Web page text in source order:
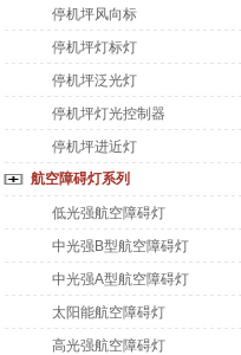
停机坪风向标
停机坪灯标灯
停机坪泛光灯
停机坪灯光控制器
停机坪进近灯
航空障碍灯系列
低光强航空障碍灯
中光强B型航空障碍灯
中光强A型航空障碍灯
太阳能航空障碍灯
高光强航空障碍灯